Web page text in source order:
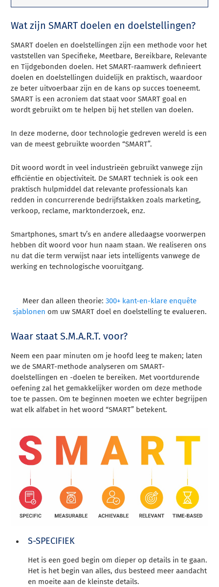
Wat zijn SMART doelen en doelstellingen?
SMART doelen en doelstellingen zijn een methode voor het
vaststellen van Specifieke, Meetbare, Bereikbare, Relevante
en Tijdgebonden doelen. Het SMART-raamwerk definieert
doelen en doelstellingen duidelijk en praktisch, waardoor
ze beter uitvoerbaar zijn en de kans op succes toeneemt.
SMART is een acroniem dat staat voor SMART goal en
wordt gebruikt om te helpen bij het stellen van doelen.
In deze moderne, door technologie gedreven wereld is een
van de meest gebruikte woorden “SMART”.
Dit woord wordt in veel industrieën gebruikt vanwege zijn
efficiëntie en objectiviteit. De SMART techniek is ook een
praktisch hulpmiddel dat relevante professionals kan
redden in concurrerende bedrijfstakken zoals marketing,
verkoop, reclame, marktonderzoek, enz.
Smartphones, smart tv’s en andere alledaagse voorwerpen
hebben dit woord voor hun naam staan. We realiseren ons
nu dat die term verwijst naar iets intelligents vanwege de
werking en technologische vooruitgang.
Meer dan alleen theorie: 300+ kant-en-klare enquête
sjablonen om uw SMART doel en doelstelling te evalueren.
Waar staat S.M.A.R.T. voor?
Neem een paar minuten om je hoofd leeg te maken; laten
we de SMART-methode analyseren om SMART-
doelstellingen en -doelen te bereiken. Met voortdurende
oefening zal het gemakkelijker worden om deze methode
toe te passen. Om te beginnen moeten we echter begrijpen
wat elk alfabet in het woord “SMART” betekent.
S-SPECIFIEK
Het is een goed begin om dieper op details in te gaan.
Het is het begin van alles, dus besteed meer aandacht
en moeite aan de kleinste details.